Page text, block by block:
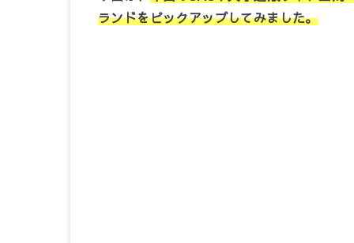
ランドをピックアップしてみました。